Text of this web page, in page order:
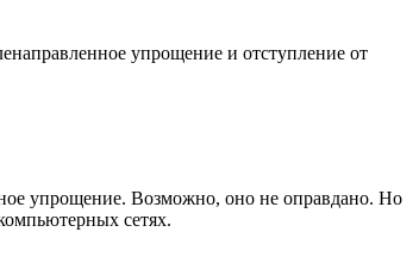
упрощение и отступление от
упрощение. Возможно, оно не оправдано. Но
сетях.